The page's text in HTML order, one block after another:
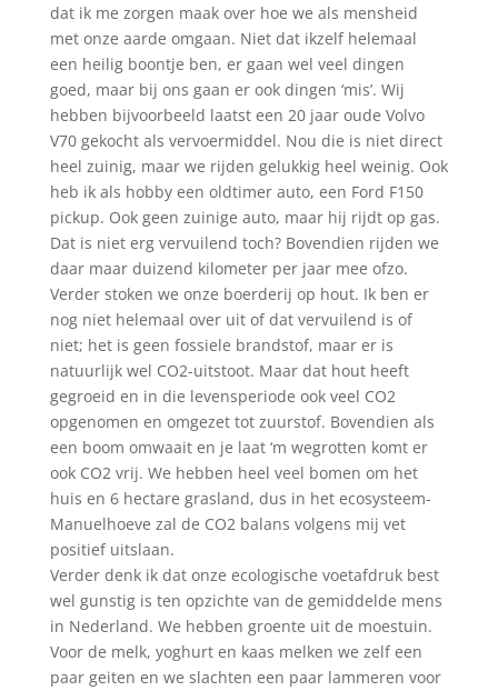
dat ik me zorgen maak over hoe we als mensheid
met onze aarde omgaan. Niet dat ikzelf helemaal
een heilig boontje ben, er gaan wel veel dingen
goed, maar bij ons gaan er ook dingen ‘mis’. Wij
hebben bijvoorbeeld laatst een 20 jaar oude Volvo
V70 gekocht als vervoermiddel. Nou die is niet direct
heel zuinig, maar we rijden gelukkig heel weinig. Ook
heb ik als hobby een oldtimer auto, een Ford F150
pickup. Ook geen zuinige auto, maar hij rijdt op gas.
Dat is niet erg vervuilend toch? Bovendien rijden we
daar maar duizend kilometer per jaar mee ofzo.
Verder stoken we onze boerderij op hout. Ik ben er
nog niet helemaal over uit of dat vervuilend is of
niet; het is geen fossiele brandstof, maar er is
natuurlijk wel CO2-uitstoot. Maar dat hout heeft
gegroeid en in die levensperiode ook veel CO2
opgenomen en omgezet tot zuurstof. Bovendien als
een boom omwaait en je laat ‘m wegrotten komt er
ook CO2 vrij. We hebben heel veel bomen om het
huis en 6 hectare grasland, dus in het ecosysteem-
Manuelhoeve zal de CO2 balans volgens mij vet
positief uitslaan.
Verder denk ik dat onze ecologische voetafdruk best
wel gunstig is ten opzichte van de gemiddelde mens
in Nederland. We hebben groente uit de moestuin.
Voor de melk, yoghurt en kaas melken we zelf een
paar geiten en we slachten een paar lammeren voor